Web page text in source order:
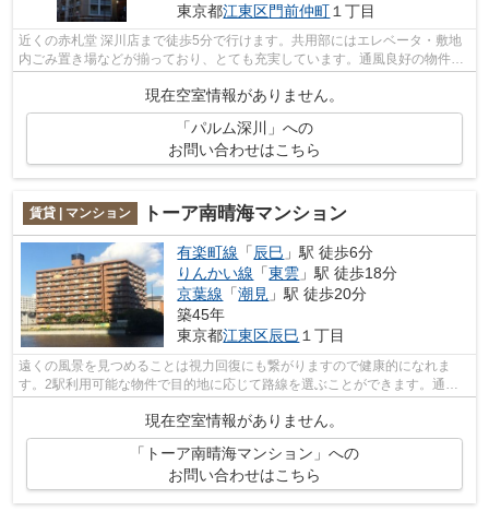
東京都江東区門前仲町 １丁目
近くの赤札堂 深川店まで徒歩5分で行けます。共用部にはエレベータ・敷地
内ごみ置き場などが揃っており、とても充実しています。通風良好の物件な
現在空室情報がありません。
「パルム深川」への
お問い合わせはこちら
賃貸 | マンション トーア南晴海マンション
有楽町線 「辰巳 」駅 徒歩6分
りんかい線 「東雲 」駅 徒歩18分
京葉線 「潮見 」駅 徒歩20分
築45年
東京都江東区辰巳 １丁目
遠くの風景を見つめることは視力回復にも繋がりますので健康的になれま
す。2駅利用可能な物件で目的地に応じて路線を選ぶことができます。通風
現在空室情報がありません。
「トーア南晴海マンション」への
お問い合わせはこちら